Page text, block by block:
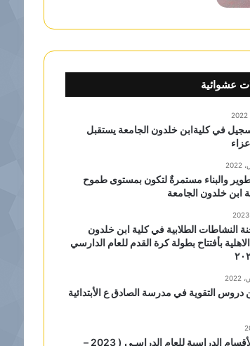
عشوائية
في كليةابن خلدون الجامعة يستقبل
والبناء مستمرةٌ لتكون بمستوى طموح
ابن خلدون الجامعة
النشاطات الطلابية في كلية ابن خلدون
بأفتتاح بطولة كرة القدم للعام الدارسي
التقوية في مدرسة الصادق ع الأبتدائية
خريجو الأقسام الدراسية للعام الدراسـي ( 2023 –